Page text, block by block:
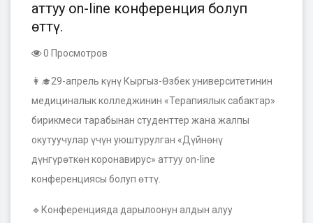
аттуу on-line конференция болуп
өттү.
0 Просмотров
👩‍🎓29-апрель күнү Кыргыз-Өзбек университетинин
медициналык колледжинин «Терапиялык сабактар»
бирикмеси тарабынан студенттер жана жалпы
окутуучулар үчүн уюштурулган «Дүйнөнү
дүнгүрөткөн коронавирус» аттуу on-line
конференциясы болуп өттү.
🔹 Конференцияда дарылоонун алдын алуу